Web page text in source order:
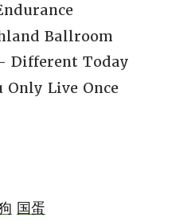
Ballroom
Different Today
Live Once
国蛋